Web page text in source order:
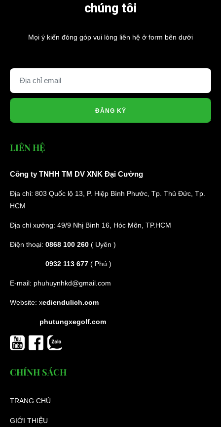
chúng tôi
Mọi ý kiến đóng góp vui lòng liên hệ ở form bên dưới
ĐĂNG KÝ
LIÊN HỆ
Công ty TNHH TM DV XNK Đại Cường
Địa chỉ: 803 Quốc lộ 13, P. Hiệp Bình Phước, Tp. Thủ Đức, Tp.
HCM
Địa chỉ xưởng: 49/9 Nhị Bình 16, Hóc Môn, TP.HCM
Điện thoại: 0868 100 260 ( Uyên )
0932 113 677 ( Phú )
E-mail: phuhuynhkd@gmail.com
Website: xediendulich.com
phutungxegolf.com
CHÍNH SÁCH
TRANG CHỦ
GIỚI THIỆU